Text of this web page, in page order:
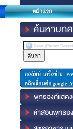
หน้าแรก